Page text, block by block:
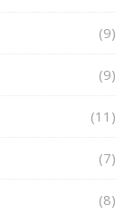
(9)
(9)
(11)
(7)
(8)